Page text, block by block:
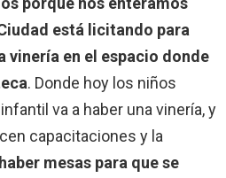
está licitando para
vinería en el espacio donde
. Donde hoy los niños
va a haber una vinería, y
capacitaciones y la
mesas para que se